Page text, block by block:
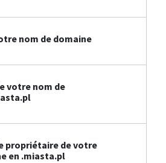
nom de domaine
votre nom de
propriétaire de votre
en .miasta.pl